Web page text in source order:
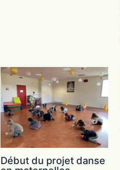
Début du projet danse